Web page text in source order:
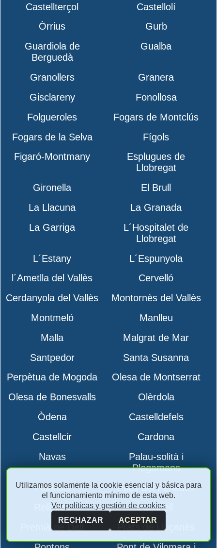
Castellterçol
Castellolí
Òrrius
Gurb
Guardiola de
Berguedà
Gualba
Granollers
Granera
Gisclareny
Fonollosa
Folgueroles
Fogars de Montclús
Fogars de la Selva
Fígols
Figaró-Montmany
Esplugues de
Llobregat
Gironella
El Brull
La Llacuna
La Granada
La Garriga
L´Hospitalet de
Llobregat
L´Estany
L´Espunyola
l´Ametlla del Vallès
Cervelló
Cerdanyola del Vallès
Montornès del Vallès
Montmeló
Manlleu
Malla
Malgrat de Mar
Santpedor
Santa Susanna
Perpètua de Mogoda
Olesa de Montserrat
Olesa de Bonesvalls
Olèrdola
Òdena
Castelldefels
Castellcir
Cardona
Navas
Palau-solità i
Plegamans
Palafolls
Pacs del Penedès
Rellinars
Rajadell
Premià de Dalt
Prats de Lluçanès
Utilizamos solamente la cookie esencial y básica para
el funcionamiento mínimo de esta web.
Ver políticas y gestión de cookies
RECHAZAR
ACEPTAR